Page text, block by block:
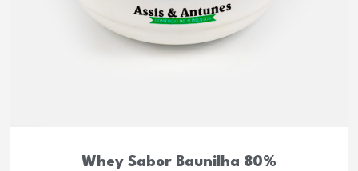
Whey Sabor Baunilha 80%